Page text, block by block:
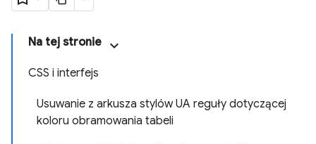
Na tej stronie
CSS i interfejs
Usuwanie z arkusza stylów UA reguły dotyczącej
koloru obramowania tabeli